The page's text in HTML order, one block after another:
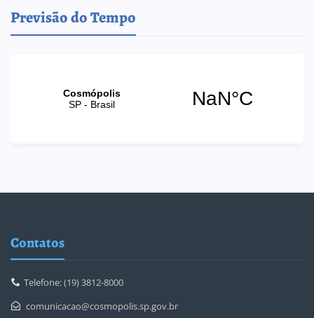
Previsão do Tempo
Contatos
Telefone: (19) 3812-8000
comunicacao@cosmopolis.sp.gov.br